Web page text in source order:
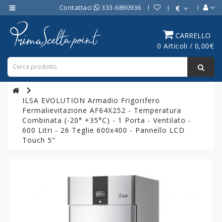
Contattaci 333-6890936 €
CARRELLO
0 Articoli / 0,00€
Category
ATTREZZATURE
BAR
ATTREZZATURE
PROFESSIONALI
CUCINA
LINEA
ILSA EVOLUTION Armadio Frigorifero
Fermalievitazione AF64X252 - Temperatura
Combinata (-20° +35°C) - 1 Porta - Ventilato -
600 Litri - 26 Teglie 600x400 - Pannello LCD
Touch 5"